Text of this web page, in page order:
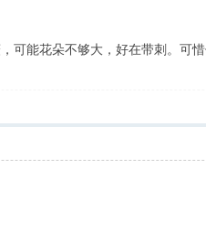
可能花朵不够大，好在带刺。可